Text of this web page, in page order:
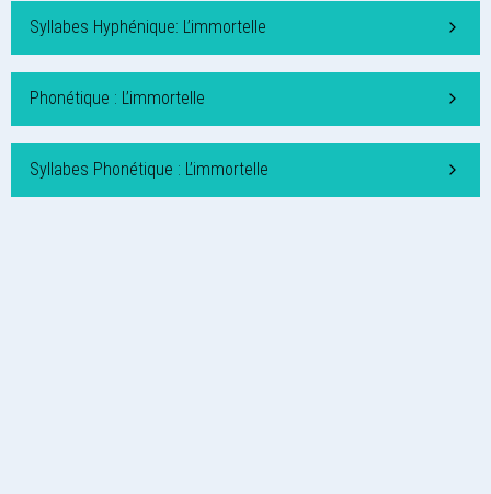
Syllabes Hyphénique: L’immortelle
Phonétique : L’immortelle
Syllabes Phonétique : L’immortelle